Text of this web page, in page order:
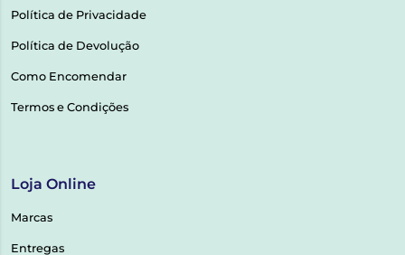
Política de Privacidade
Política de Devolução
Como Encomendar
Termos e Condições
Loja Online
Marcas
Entregas